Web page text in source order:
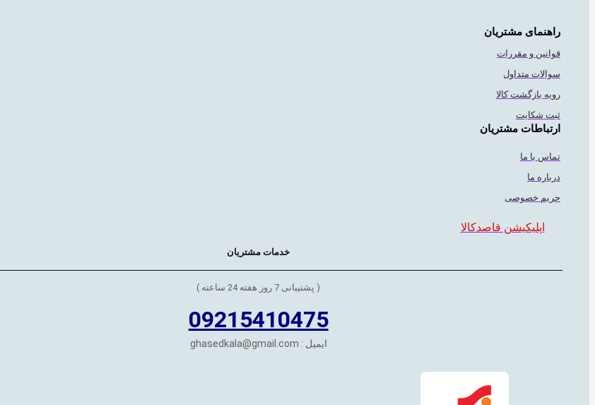
راهنمای مشتریان
قوانین و مقررات
سوالات متداول
رویه بازگشت کالا
ثبت شکایت
ارتباطات مشتریان
تماس با ما
درباره ما
حریم خصوصی
اپلیکیشن قاصدکالا
خدمات مشتریان
( پشتیبانی 7 روز هفته 24 ساعته )
09215410475
ایمیل : ghasedkala@gmail.com